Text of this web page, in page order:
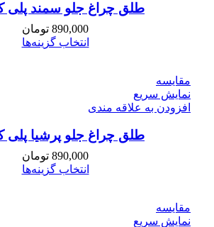
طلق چراغ جلو سمند پلی
890,000 تومان
انتخاب گزینه‌ها
مقايسه
نمایش سریع
افزودن به علاقه مندی
طلق چراغ جلو پرشیا پلی
890,000 تومان
انتخاب گزینه‌ها
مقايسه
نمایش سریع